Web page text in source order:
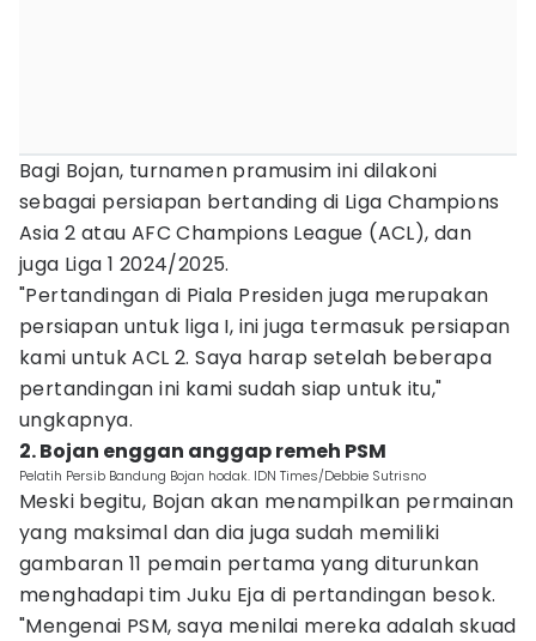
Bagi Bojan, turnamen pramusim ini dilakoni
sebagai persiapan bertanding di Liga Champions
Asia 2 atau AFC Champions League (ACL), dan
juga Liga 1 2024/2025.
"Pertandingan di Piala Presiden juga merupakan
persiapan untuk liga I, ini juga termasuk persiapan
kami untuk ACL 2. Saya harap setelah beberapa
pertandingan ini kami sudah siap untuk itu,"
ungkapnya.
2. Bojan enggan anggap remeh PSM
Pelatih Persib Bandung Bojan hodak. IDN Times/Debbie Sutrisno
Meski begitu, Bojan akan menampilkan permainan
yang maksimal dan dia juga sudah memiliki
gambaran 11 pemain pertama yang diturunkan
menghadapi tim Juku Eja di pertandingan besok.
"Mengenai PSM, saya menilai mereka adalah skuad